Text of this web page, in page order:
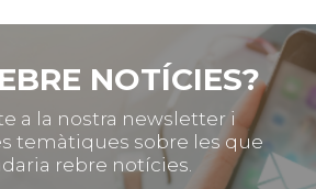
NOTÍCIES?
a la nostra newsletter i
temàtiques sobre les que
rebre notícies.